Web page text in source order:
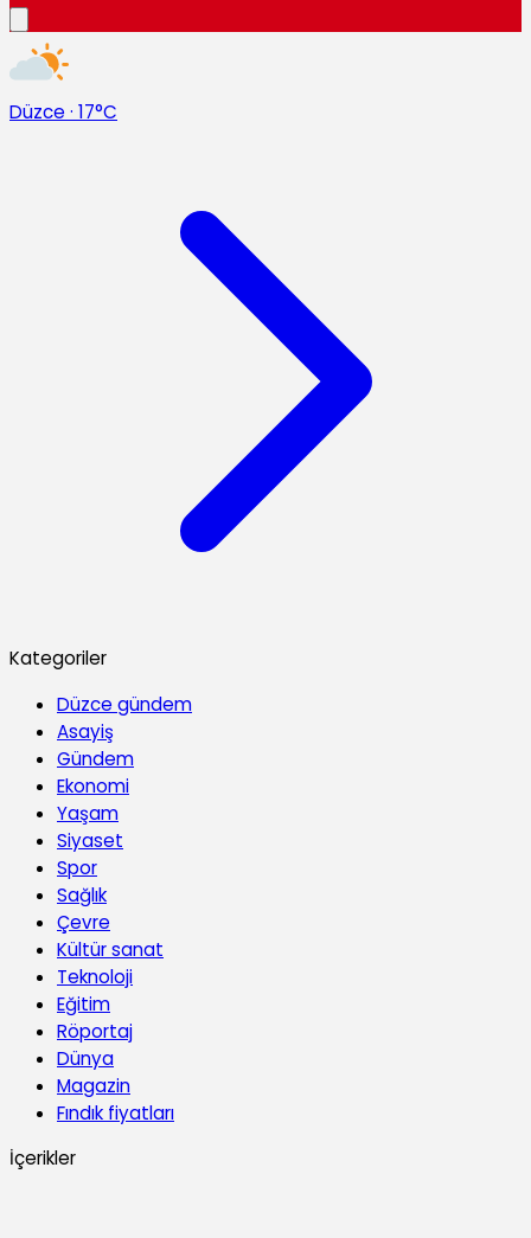
Düzce · 17°C
Kategoriler
Düzce gündem
Asayiş
Gündem
Ekonomi
Yaşam
Siyaset
Spor
Sağlık
Çevre
Kültür sanat
Teknoloji
Eğitim
Röportaj
Dünya
Magazin
Fındık fiyatları
İçerikler